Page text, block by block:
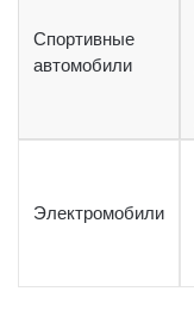
Спортивные
автомобили
Электромобили